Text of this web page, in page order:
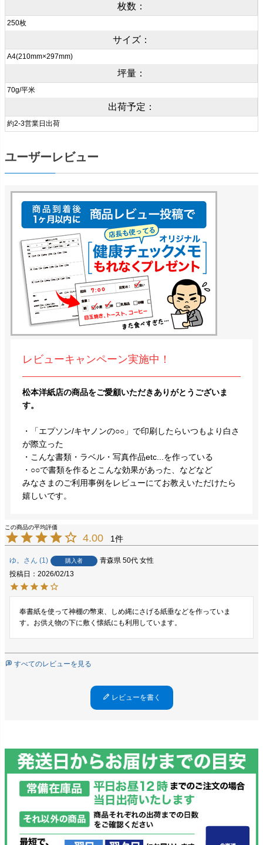
枚数：
250枚
サイズ：
A4(210mm×297mm)
坪量：
70g/平米
出荷予定：
約2-3営業日出荷
ユーザーレビュー
レビューキャンペーン実施中！
松本洋紙店の商品をご愛顧いただきありがとうございま
す。
・「エプソン/キヤノンの○○」で印刷したらいつもより白さ
が際立った
・こんな書類・ラベル・写真作品etc...を作っている
・○○で書類を作るとこんな効果があった、などなど
みなさまのご利用事例をレビューにてお教えいただけたら
嬉しいです。
4.00 1
ゆ。 1 購入者 青森県 50代 女性
投稿日
2026/02/13
奉書紙を使って神棚の幣束、しめ縄にさげる紙垂などを作っていま
す。お供え物の下に敷く懐紙にも利用しています。
すべてのレビューを見る
レビューを書く